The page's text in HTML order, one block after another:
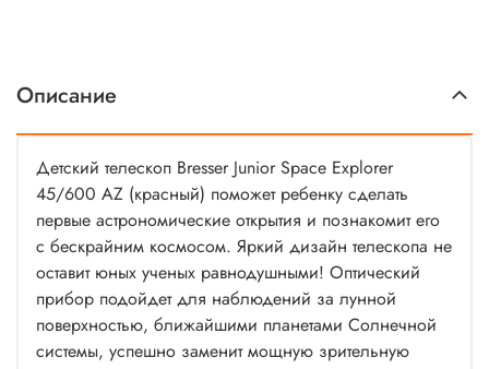
Описание
Детский телескоп Bresser Junior Space Explorer
45/600 AZ (красный) поможет ребенку сделать
первые астрономические открытия и познакомит его
с бескрайним космосом. Яркий дизайн телескопа не
оставит юных ученых равнодушными! Оптический
прибор подойдет для наблюдений за лунной
поверхностью, ближайшими планетами Солнечной
системы, успешно заменит мощную зрительную